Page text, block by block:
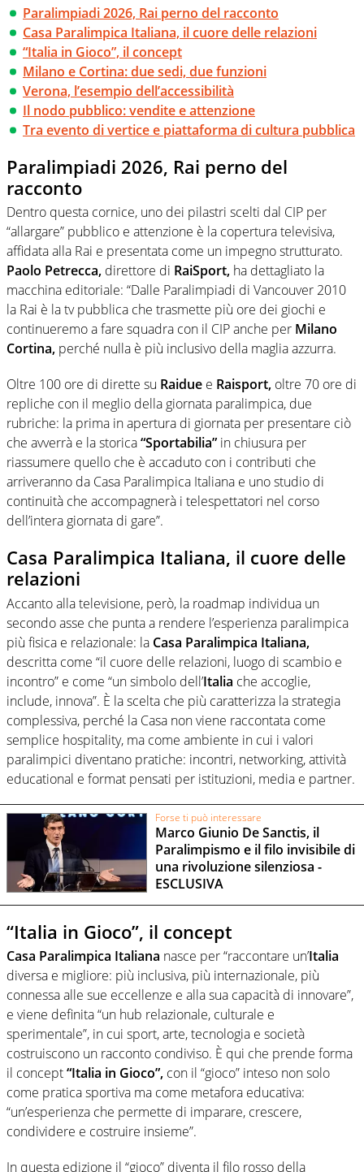
Paralimpiadi 2026, Rai perno del racconto
Casa Paralimpica Italiana, il cuore delle relazioni
“Italia in Gioco”, il concept
Milano e Cortina: due sedi, due funzioni
Verona, l’esempio dell’accessibilità
Il nodo pubblico: vendite e attenzione
Tra evento di vertice e piattaforma di cultura pubblica
Paralimpiadi 2026, Rai perno del
racconto
Dentro questa cornice, uno dei pilastri scelti dal CIP per
“allargare” pubblico e attenzione è la copertura televisiva,
affidata alla Rai e presentata come un impegno strutturato.
Paolo Petrecca, direttore di RaiSport, ha dettagliato la
macchina editoriale: “Dalle Paralimpiadi di Vancouver 2010
la Rai è la tv pubblica che trasmette più ore dei giochi e
continueremo a fare squadra con il CIP anche per Milano
Cortina, perché nulla è più inclusivo della maglia azzurra.
Oltre 100 ore di dirette su Raidue e Raisport, oltre 70 ore di
repliche con il meglio della giornata paralimpica, due
rubriche: la prima in apertura di giornata per presentare ciò
che avverrà e la storica“Sportabilia” in chiusura per
riassumere quello che è accaduto con i contributi che
arriveranno da Casa Paralimpica Italiana e uno studio di
continuità che accompagnerà i telespettatori nel corso
dell’intera giornata di gare”.
Casa Paralimpica Italiana, il cuore delle
relazioni
Accanto alla televisione, però, la roadmap individua un
secondo asse che punta a rendere l’esperienza paralimpica
più fisica e relazionale: la Casa Paralimpica Italiana,
descritta come “il cuore delle relazioni, luogo di scambio e
incontro” e come “un simbolo dell’Italia che accoglie,
include, innova”. È la scelta che più caratterizza la strategia
complessiva, perché la Casa non viene raccontata come
semplice hospitality, ma come ambiente in cui i valori
paralimpici diventano pratiche: incontri, networking, attività
educational e format pensati per istituzioni, media e partner.
Forse ti può interessare
Marco Giunio De Sanctis, il
Paralimpismo e il filo invisibile di
una rivoluzione silenziosa -
ESCLUSIVA
“Italia in Gioco”, il concept
Casa Paralimpica Italiana nasce per “raccontare un’Italia
diversa e migliore: più inclusiva, più internazionale, più
connessa alle sue eccellenze e alla sua capacità di innovare”,
e viene definita “un hub relazionale, culturale e
sperimentale”, in cui sport, arte, tecnologia e società
costruiscono un racconto condiviso. È qui che prende forma
il concept“Italia in Gioco”, con il “gioco” inteso non solo
come pratica sportiva ma come metafora educativa:
“un’esperienza che permette di imparare, crescere,
condividere e costruire insieme”.
In questa edizione il “gioco” diventa il filo rosso della